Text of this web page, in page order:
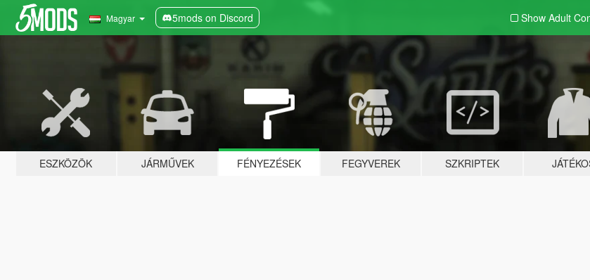
Magyar 5mods on Discord Show Adult
ESZKÖZÖK JÁRMŰVEK FÉNYEZÉSEK FEGYVEREK SZKRIPTEK